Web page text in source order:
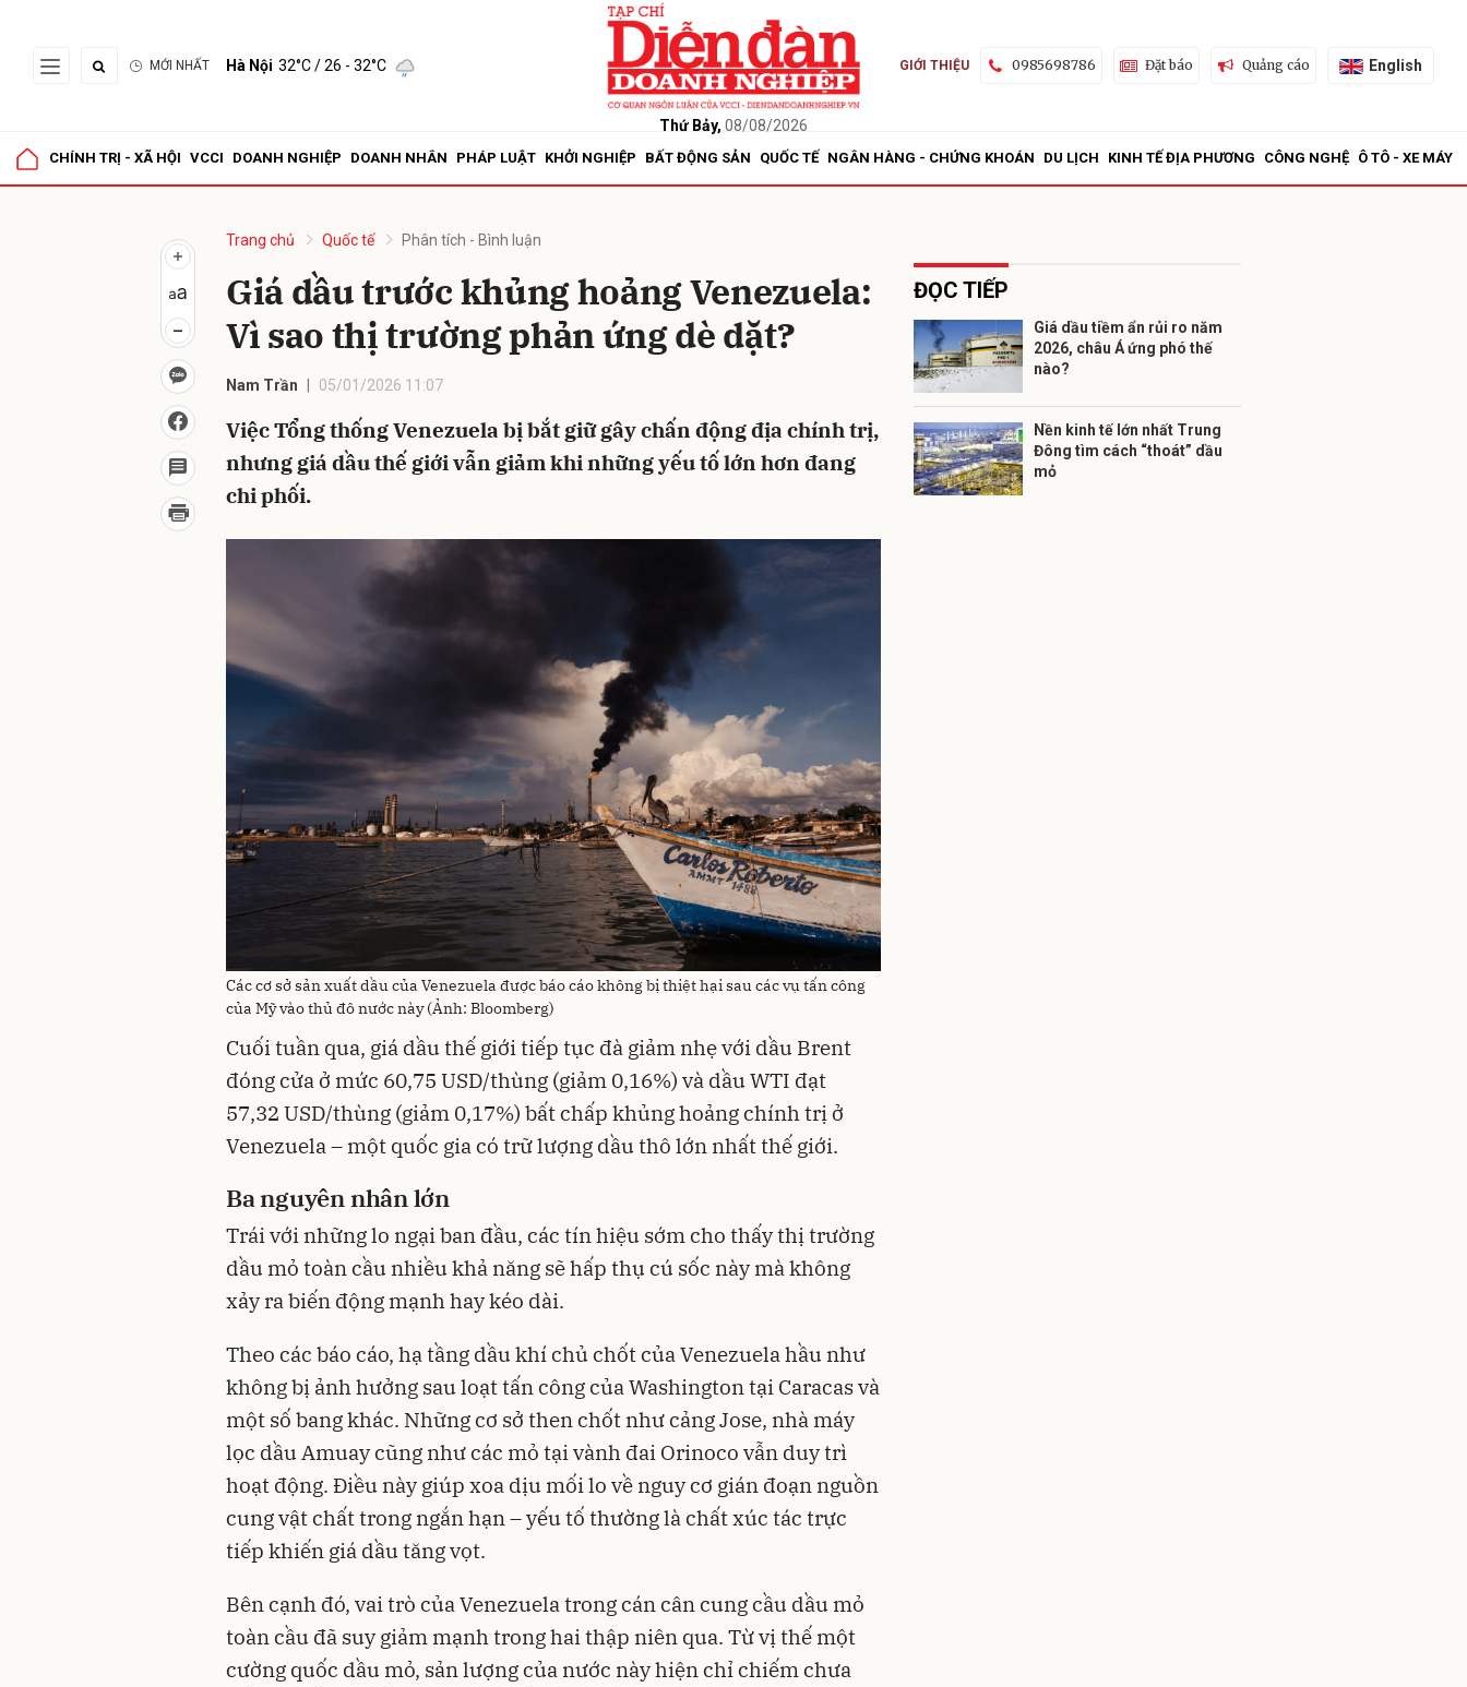
MỚI NHẤT Hà Nội 32°C/ 26 - 32°C
Thứ Bảy, 08/08/2026
GIỚI THIỆU 0985698786 Đặt báo Quảng cáo English
CHÍNH TRỊ - XÃ HỘI VCCI DOANH NGHIỆP DOANH NHÂN PHÁP LUẬT KHỞI NGHIỆP BẤT ĐỘNG SẢN QUỐC TẾ NGÂN HÀNG - CHỨNG KHOÁN DU LỊCH KINH TẾ ĐỊA PHƯƠNG CÔNG NGHỆ Ô TÔ - XE MÁY
Trang chủ Quốc tế Phân tích - Bình luận
Giá dầu trước khủng hoảng Venezuela:
Vì sao thị trường phản ứng dè dặt?
Nam Trần 05/01/2026 11:07
Việc Tổng thống Venezuela bị bắt giữ gây chấn động địa chính trị,
nhưng giá dầu thế giới vẫn giảm khi những yếu tố lớn hơn đang
chi phối.
Các cơ sở sản xuất dầu của Venezuela được báo cáo không bị thiệt hại sau các vụ tấn công
của Mỹ vào thủ đô nước này (Ảnh: Bloomberg)
Cuối tuần qua, giá dầu thế giới tiếp tục đà giảm nhẹ với dầu Brent
đóng cửa ở mức 60,75 USD/thùng (giảm 0,16%) và dầu WTI đạt
57,32 USD/thùng (giảm 0,17%) bất chấp khủng hoảng chính trị ở
Venezuela – một quốc gia có trữ lượng dầu thô lớn nhất thế giới.
Ba nguyên nhân lớn
Trái với những lo ngại ban đầu, các tín hiệu sớm cho thấy thị trường
dầu mỏ toàn cầu nhiều khả năng sẽ hấp thụ cú sốc này mà không
xảy ra biến động mạnh hay kéo dài.
Theo các báo cáo, hạ tầng dầu khí chủ chốt của Venezuela hầu như
không bị ảnh hưởng sau loạt tấn công của Washington tại Caracas và
một số bang khác. Những cơ sở then chốt như cảng Jose, nhà máy
lọc dầu Amuay cũng như các mỏ tại vành đai Orinoco vẫn duy trì
hoạt động. Điều này giúp xoa dịu mối lo về nguy cơ gián đoạn nguồn
cung vật chất trong ngắn hạn – yếu tố thường là chất xúc tác trực
tiếp khiến giá dầu tăng vọt.
Bên cạnh đó, vai trò của Venezuela trong cán cân cung cầu dầu mỏ
toàn cầu đã suy giảm mạnh trong hai thập niên qua. Từ vị thế một
cường quốc dầu mỏ, sản lượng của nước này hiện chỉ chiếm chưa
ĐỌC TIẾP
Giá dầu tiềm ẩn rủi ro năm
2026, châu Á ứng phó thế
nào?
Nền kinh tế lớn nhất Trung
Đông tìm cách “thoát” dầu
mỏ
Gửi